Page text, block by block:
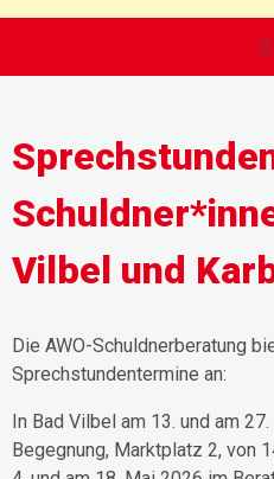
Vilbel und
Die AWO-Schuldnerberatung
Sprechstundentermine an:
In Bad Vilbel am 13. und am
Begegnung, Marktplatz 2, von